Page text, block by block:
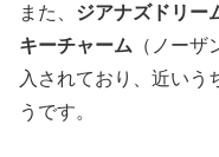
また、 ジアナズドリー
キーチャーム （ノー
入されており、近いう
うです。